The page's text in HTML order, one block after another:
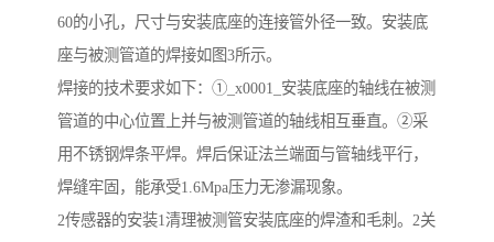
60的小孔，尺寸与安装底座的连接管外径一致。安装底
座与被测管道的焊接如图3所示。
焊接的技术要求如下：①_x0001_安装底座的轴线在被测
管道的中心位置上并与被测管道的轴线相互垂直。②采
用不锈钢焊条平焊。焊后保证法兰端面与管轴线平行，
焊缝牢固，能承受1.6Mpa压力无渗漏现象。
2传感器的安装1清理被测管安装底座的焊渣和毛刺。2关